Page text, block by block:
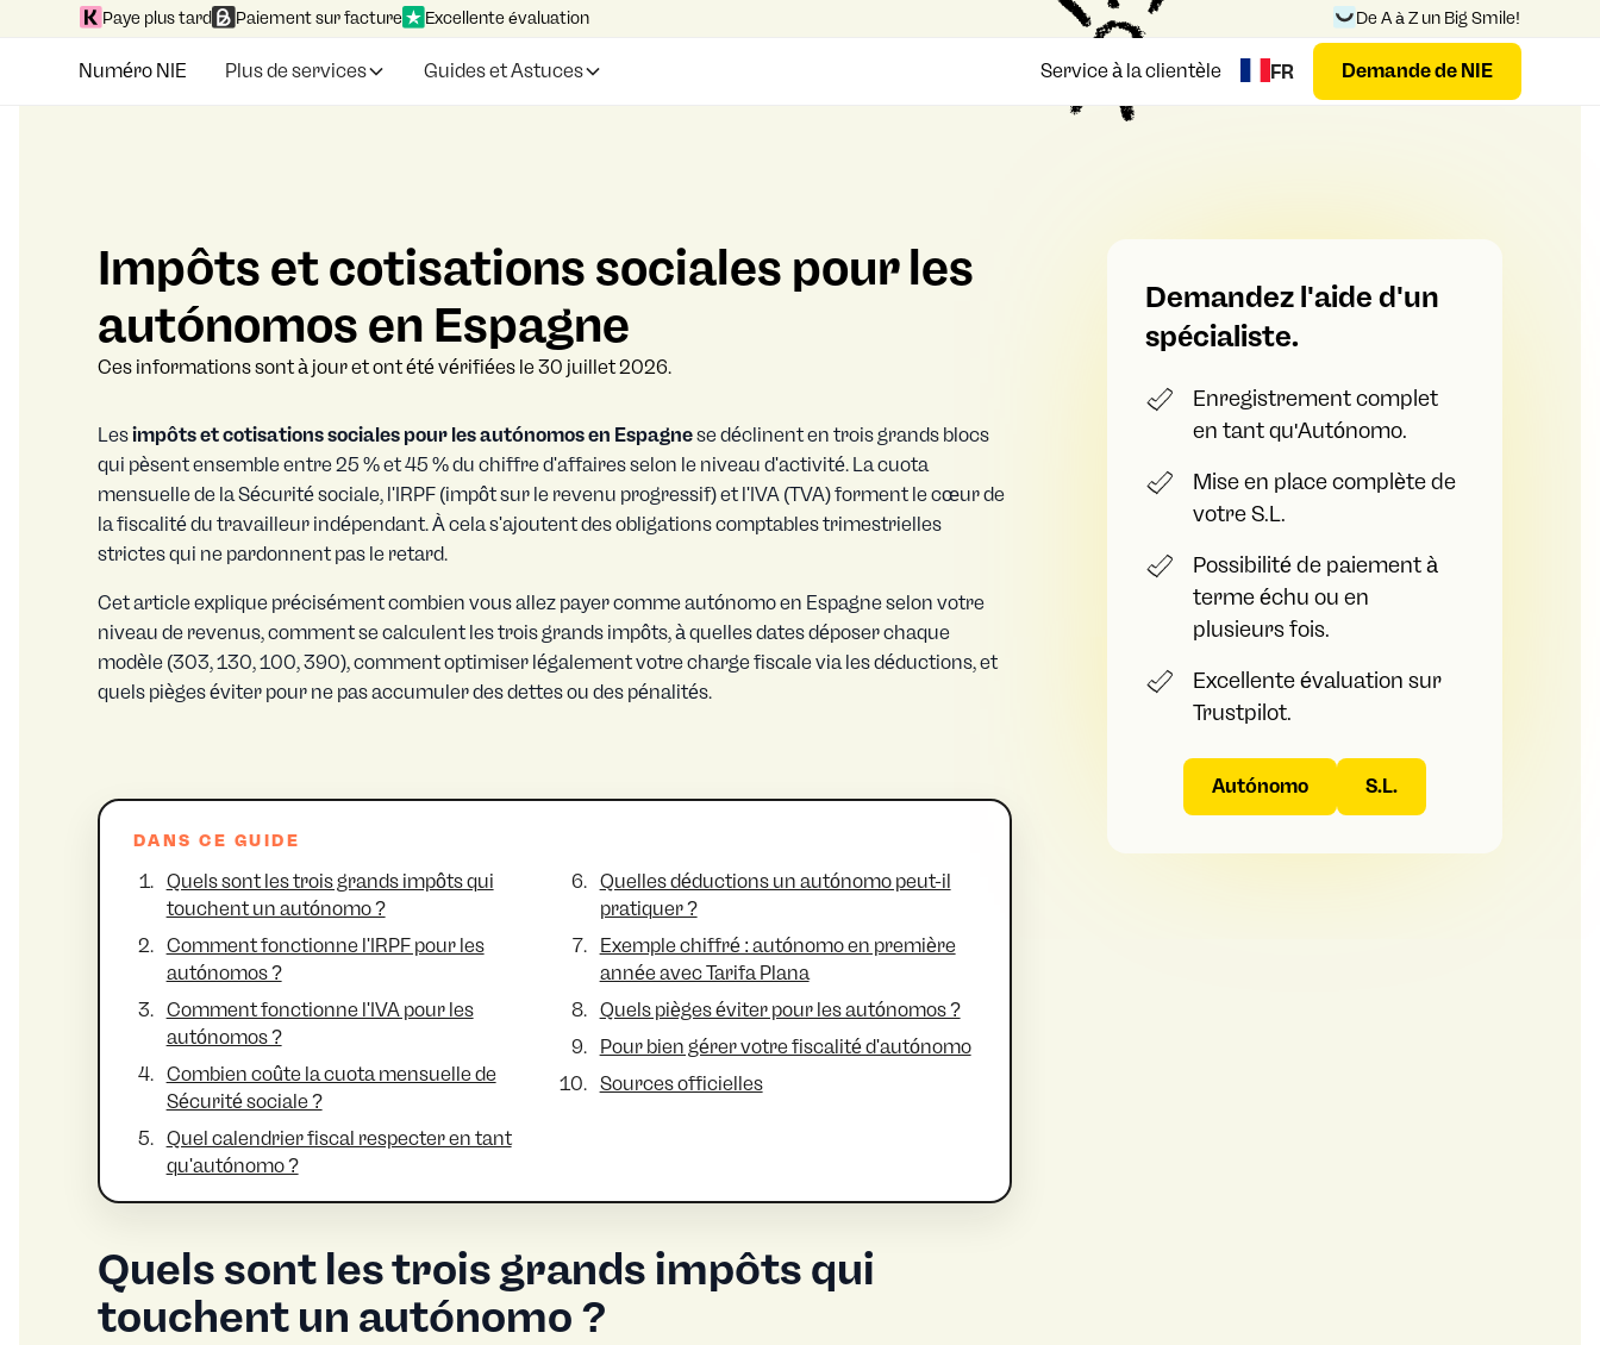
Paye plus tard Paiement sur facture Excellente évaluation De A à Z un Big Smile!
Numéro NIE Plus de services Guides et Astuces Service à la clientèle FR Demande de NIE
Impôts et cotisations sociales pour les
autónomos en Espagne
Ces informations sont à jour et ont été vérifiées le 30 juillet 2026.
Lesimpôts et cotisations sociales pour les autónomos en Espagnese déclinent en trois grands blocs
qui pèsent ensemble entre 25 % et 45 % du chiffre d'affaires selon le niveau d'activité. La cuota
mensuelle de la Sécurité sociale, l'IRPF (impôt sur le revenu progressif) et l'IVA (TVA) forment le cœur de
la fiscalité du travailleur indépendant. À cela s'ajoutent des obligations comptables trimestrielles
strictes qui ne pardonnent pas le retard.
Cet article explique précisément combien vous allez payer comme autónomo en Espagne selon votre
niveau de revenus, comment se calculent les trois grands impôts, à quelles dates déposer chaque
modèle (303, 130, 100, 390), comment optimiser légalement votre charge fiscale via les déductions, et
quels pièges éviter pour ne pas accumuler des dettes ou des pénalités.
DANS CE GUIDE
Quels sont les trois grands impôts qui
touchent un autónomo ?
Comment fonctionne l'IRPF pour les
autónomos ?
Comment fonctionne l'IVA pour les
autónomos ?
Combien coûte la cuota mensuelle de
Sécurité sociale ?
Quel calendrier fiscal respecter en tant
qu'autónomo ?
Quelles déductions un autónomo peut-il
pratiquer ?
Exemple chiffré : autónomo en première
année avec Tarifa Plana
Quels pièges éviter pour les autónomos ?
Pour bien gérer votre fiscalité d'autónomo
Sources officielles
Quels sont les trois grands impôts qui
touchent un autónomo ?
Demandez l'aide d'un
spécialiste.
Enregistrement complet
en tant qu'Autónomo.
Mise en place complète de
votre S.L.
Possibilité de paiement à
terme échu ou en
plusieurs fois.
Excellente évaluation sur
Trustpilot.
Autónomo S.L.